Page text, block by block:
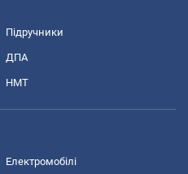
Підручники
ДПА
НМТ
Електромобілі